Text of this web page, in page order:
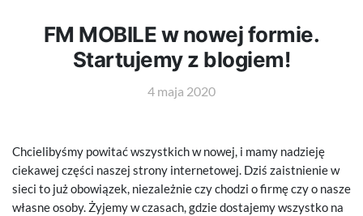
FM MOBILE w nowej formie.
Startujemy z blogiem!
4 maja 2020
Chcielibyśmy powitać wszystkich w nowej, i mamy nadzieję
ciekawej części naszej strony internetowej. Dziś zaistnienie w
sieci to już obowiązek, niezależnie czy chodzi o firmę czy o nasze
własne osoby. Żyjemy w czasach, gdzie dostajemy wszystko na